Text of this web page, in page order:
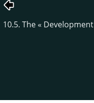
10.5. The « Development